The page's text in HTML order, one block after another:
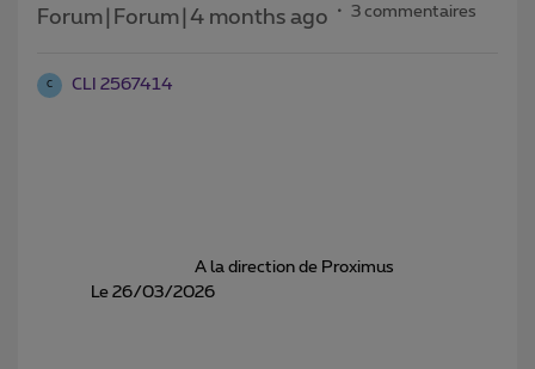
Forum|Forum|4 months ago 3 commentaires
C CLI 2567414
A la direction de Proximus
Le 26/03/2026